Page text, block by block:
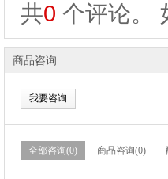
共0 个评论。
商品咨询
我要咨询
全部咨询(0) 商品咨询(0)